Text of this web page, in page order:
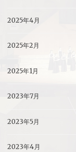
2025年4月
2025年2月
2025年1月
2023年7月
2023年5月
2023年4月